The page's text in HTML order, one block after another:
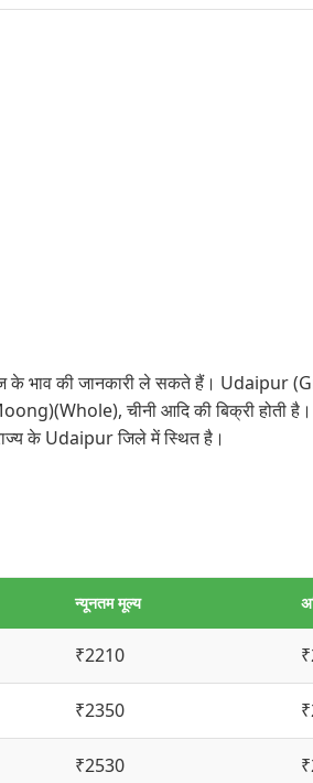
भाव की जानकारी ले सकते हैं। Udaipur
चीनी आदि की बिक्री
के Udaipur जिले में स्थित है।
न्यूनतम मूल्य
₹2210
₹2350
₹2530